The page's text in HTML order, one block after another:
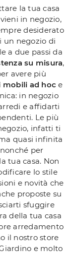
la tua casa
in negozio,
desiderato
un negozio di
a due passi da
su misura,
avere più
mobili ad hoc e
in negozio
e affidarti
Le più
infatti ti
quasi infinita
per
tua casa. Non
lo stile
e novità che
proposte su
sfuggire
della tua casa
arredamento
il nostro store
e molto